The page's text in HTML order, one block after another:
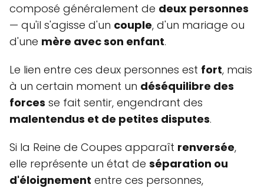
composé généralement de deux personnes
— qu'il s'agisse d'un couple, d'un mariage ou
d'une mère avec son enfant.
Le lien entre ces deux personnes est fort, mais
à un certain moment un déséquilibre des
forces se fait sentir, engendrant des
malentendus et de petites disputes.
Si la Reine de Coupes apparaît renversée,
elle représente un état de séparation ou
d'éloignement entre ces personnes,